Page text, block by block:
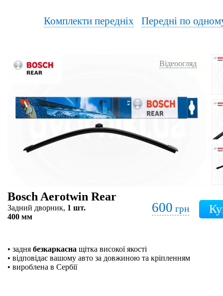
Комплекти передніх Передні по
Відеоогляд
Bosch Aerotwin Rear
Задний дворник, 1 шт.
400 мм
600 грн
• задня безкаркасна щітка високої якості
• відповідає вашому авто за довжиною та кріпленням
• вироблена в Сербії